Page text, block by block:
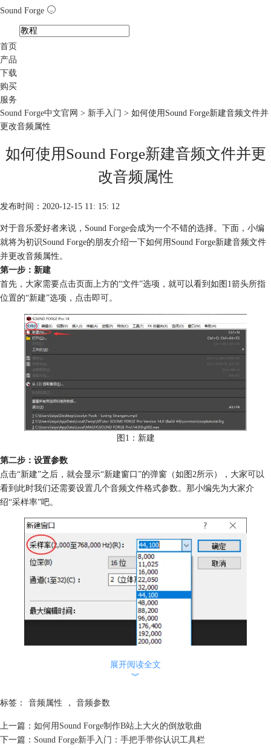
Sound Forge
首页
产品
下载
购买
服务
Sound Forge中文官网 > 新手入门 > 如何使用Sound Forge新建音频文件并
更改音频属性
如何使用Sound Forge新建音频文件并更
改音频属性
发布时间：2020-12-15 11: 15: 12
对于音乐爱好者来说，Sound Forge会成为一个不错的选择。下面，小编
就将为初识Sound Forge的朋友介绍一下如何用Sound Forge新建音频文件
并更改音频属性。
第一步：新建
首先，大家需要点击页面上方的“文件”选项，就可以看到如图1箭头所指
位置的“新建”选项，点击即可。
图1：新建
第二步：设置参数
点击“新建”之后，就会显示“新建窗口”的弹窗（如图2所示），大家可以
看到此时我们还需要设置几个音频文件格式参数。那小编先为大家介
绍“采样率”吧。
采样率：指录音设备在一秒钟内对声音信号的采样次数，单位为赫兹，采
样频率越高声音的还原度就越高。在当今的主流声卡上，采样频率一般共
分为22.05KHz、44.1KHz、48KHz三个等级，22.05KHz只能达到FM广播
展开阅读全文
︾
标签： 音频属性 ， 音频参数
上一篇： 如何用Sound Forge制作B站上大火的倒放歌曲
下一篇： Sound Forge新手入门：手把手带你认识工具栏